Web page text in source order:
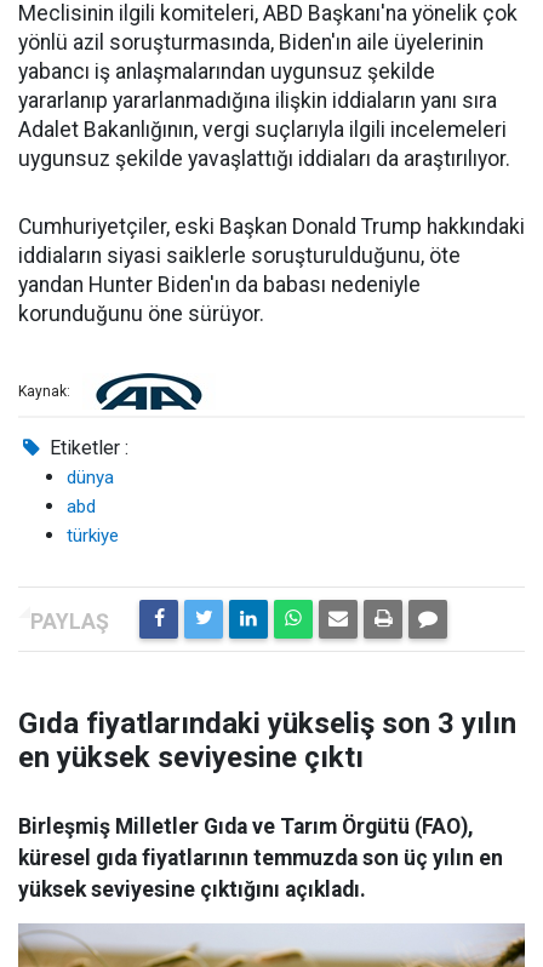
Meclisinin ilgili komiteleri, ABD Başkanı'na yönelik çok
yönlü azil soruşturmasında, Biden'ın aile üyelerinin
yabancı iş anlaşmalarından uygunsuz şekilde
yararlanıp yararlanmadığına ilişkin iddiaların yanı sıra
Adalet Bakanlığının, vergi suçlarıyla ilgili incelemeleri
uygunsuz şekilde yavaşlattığı iddiaları da araştırılıyor.
Cumhuriyetçiler, eski Başkan Donald Trump hakkındaki
iddiaların siyasi saiklerle soruşturulduğunu, öte
yandan Hunter Biden'ın da babası nedeniyle
korunduğunu öne sürüyor.
Kaynak:
Etiketler :
dünya
abd
türkiye
Gıda fiyatlarındaki yükseliş son 3 yılın
en yüksek seviyesine çıktı
Birleşmiş Milletler Gıda ve Tarım Örgütü (FAO),
küresel gıda fiyatlarının temmuzda son üç yılın en
yüksek seviyesine çıktığını açıkladı.